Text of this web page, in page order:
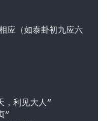
应（如泰卦初九应六
天，利见大人”
贞”